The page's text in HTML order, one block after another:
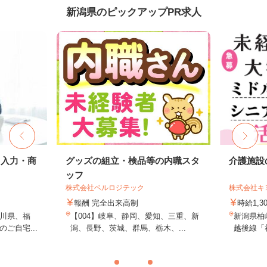
新潟県のピックアップPR求人
力・商
県、福
ご自宅...
グッズの組立・検品等の内職スタ
ッフ
株式会社ベルロジテック
報酬 完全出来高制
【004】岐阜、静岡、愛知、三重、新
潟、長野、茨城、群馬、栃木、...
介護施設
株式会社キ
時給
新潟県柏
越後線